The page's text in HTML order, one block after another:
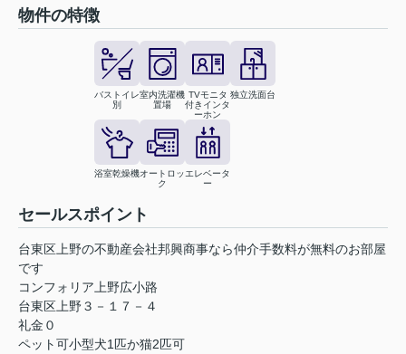
物件の特徴
バストイレ
別
室内洗濯機
置場
TVモニタ
付きインタ
ーホン
独立洗面台
浴室乾燥機オートロッ
ク
エレベータ
ー
セールスポイント
台東区上野の不動産会社邦興商事なら仲介手数料が無料のお部屋
です
コンフォリア上野広小路
台東区上野３－１７－４
礼金０
ペット可小型犬1匹か猫2匹可